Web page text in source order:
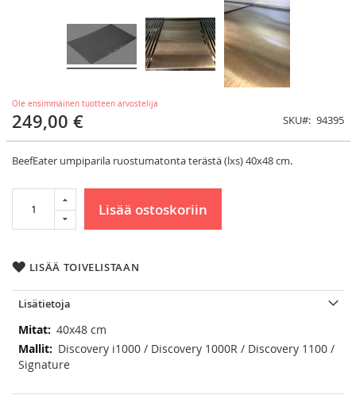
Ole ensimmäinen tuotteen arvostelija
249,00 € SKU 94395
BeefEater umpiparila ruostumatonta terästä (lxs) 40x48 cm.
Lisää ostoskoriin
LISÄÄ TOIVELISTAAN
Lisätietoja
Lisätietoja40x48 cm
Discovery i1000 / Discovery 1000R / Discovery 1100 /
Signature